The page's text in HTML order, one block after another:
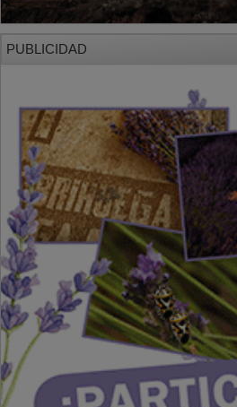
PUBLICIDAD